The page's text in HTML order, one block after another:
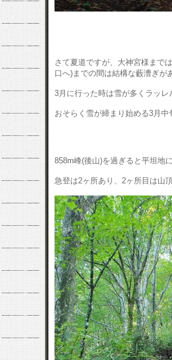
さて夏道ですが、大神宮様まで
口へ)までの間は結構な藪漕ぎが
3月に行った時は雪が多くラッレ
おそらく雪が締まり始める3月中
858m峰(後山)を過ぎると平坦地
急登は2ヶ所あり、2ヶ所目は山頂